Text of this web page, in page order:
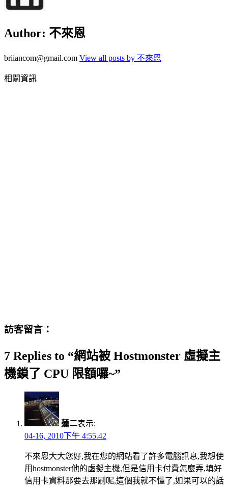
Author: 不來恩
briiancom@gmail.com View all posts by 不來恩
相關資訊
訪客留言：
7 Replies to “網站被 Hostmonster 虛擬主
機鎖了 CPU 限額囉~”
蓮二表示:
04-16, 2010下午 4:55.42
不來恩大大您好,我在您的網站看了許多電腦訊息,我想使
用hostmonster他的虛擬主機,但是信用卡付費怎麼弄,填好
信用卡資料那要去那刷呢,這個我就不懂了,如果可以的話